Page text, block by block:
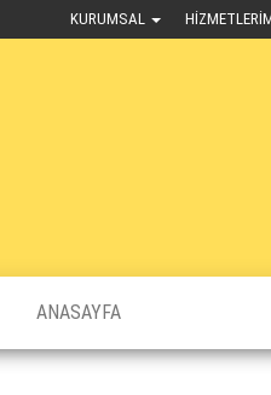
KURUMSAL
ANASAYFA